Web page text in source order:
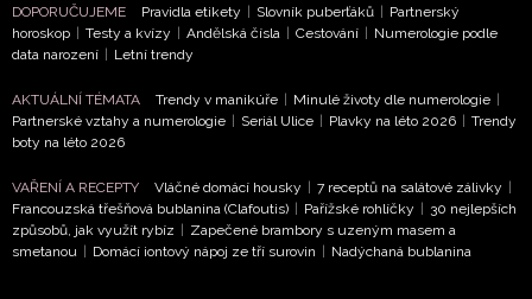
DOPORUČUJEME Pravidla etikety Slovník puberťáků
Partnerský
horoskop
Testy a kvízy Andělská čísla Cestování
Numerologie podle
data narození
Letní trendy
AKTUÁLNÍ TÉMATA Trendy v manikúře Minulé životy dle numerologie
Partnerské vztahy a numerologie
Seriál Ulice Plavky na léto 2026
Trendy
boty na léto 2026
VAŘENÍ A RECEPTY Vláčné domácí housky 7 receptů na salátové zálivky
Francouzská třešňová bublanina (Clafoutis)
Pařížské rohlíčky
30 nejlepších
způsobů, jak využít rybíz
Zapečené brambory s uzeným masem a
smetanou
Domácí iontový nápoj ze tří surovin Nadýchaná bublanina